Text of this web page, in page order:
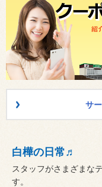
サ
白樺の日常♬
スタッフがさまざまな
す。